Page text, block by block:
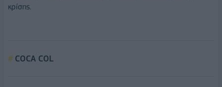
κρίσης.
COCA COL